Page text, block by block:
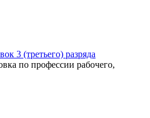
3 (третьего) разряда
по профессии рабочего,